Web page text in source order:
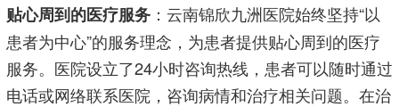
贴心周到的医疗服务 ：云南锦欣九洲医院始终坚持“以
患者为中心”的服务理念，为患者提供贴心周到的医疗
服务。医院设立了24小时咨询热线，患者可以随时通过
电话或网络联系医院，咨询病情和治疗相关问题。在治